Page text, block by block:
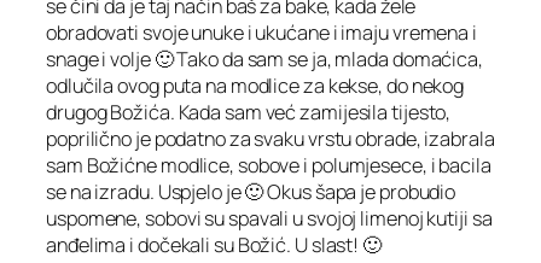
se čini da je taj način baš za bake, kada žele
obradovati svoje unuke i ukućane i imaju vremena i
snage i volje 🙂 Tako da sam se ja, mlada domaćica,
odlučila ovog puta na modlice za kekse, do nekog
drugog Božića. Kada sam već zamijesila tijesto,
poprilično je podatno za svaku vrstu obrade, izabrala
sam Božićne modlice, sobove i polumjesece, i bacila
se na izradu. Uspjelo je 🙂 Okus šapa je probudio
uspomene, sobovi su spavali u svojoj limenoj kutiji sa
anđelima i dočekali su Božić. U slast! 🙂